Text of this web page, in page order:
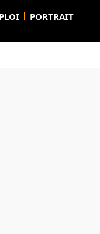
PORTRAIT